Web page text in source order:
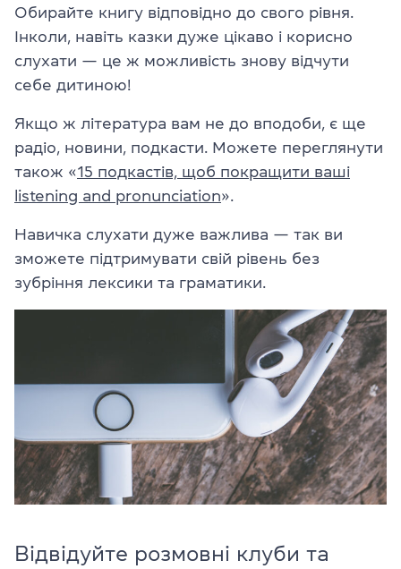
Обирайте книгу відповідно до свого рівня.
Інколи, навіть казки дуже цікаво і корисно
слухати — це ж можливість знову відчути
себе дитиною!
Якщо ж література вам не до вподоби, є ще
радіо, новини, подкасти. Можете переглянути
також «15 подкастів, щоб покращити ваші
listening and pronunciation».
Навичка слухати дуже важлива — так ви
зможете підтримувати свій рівень без
зубріння лексики та граматики.
Відвідуйте розмовні клуби та